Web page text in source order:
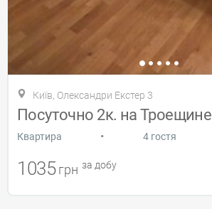
Київ, Олександри Екстер 3
Посуточно 2к. на Троещине
Квартира • 4 гостя
1035 грн за добу